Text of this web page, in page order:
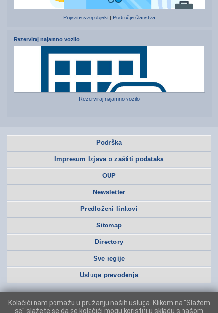
Prijavite svoj objekt Područje članstva
Rezerviraj najamno vozilo
Rezerviraj najamno vozilo
Podrška
Impresum Izjava o zaštiti podataka
OUP
Newsletter
Predloženi linkovi
Sitemap
Directory
Sve regije
Usluge prevođenja
Kolačići nam pomažu u pružanju naših usluga. Klikom na "Slažem
se" slažete se da se kolačići mogu koristiti u skladu s našom